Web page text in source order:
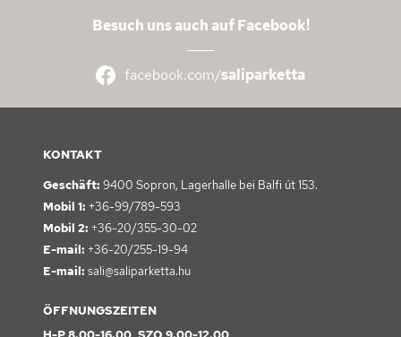
Besuch uns auch auf Facebook!
facebook.com/saliparketta
KONTAKT
Geschäft: 9400 Sopron, Lagerhalle bei Balfi út 153.
Mobil 1: +36-99/789-593
Mobil 2: +36-20/355-30-02
E-mail: +36-20/255-19-94
E-mail: sali@saliparketta.hu
ÖFFNUNGSZEITEN